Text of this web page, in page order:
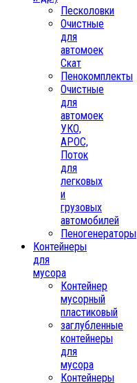
Песколовки
Очистные
для
автомоек
Скат
Пенокомплекты
Очистные
для
автомоек
УКО,
АРОС,
Поток
для
легковых
и
грузовых
автомобилей
Пеногенераторы
Контейнеры
для
мусора
Контейнер
мусорный
пластиковый
заглубленные
контейнеры
для
мусора
Контейнеры